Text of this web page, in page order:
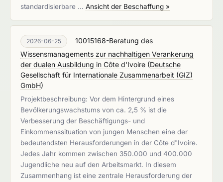
standardisierbare … Ansicht der Beschaffung »
2026-06-25
10015168-Beratung des
Wissensmanagements zur nachhaltigen Verankerung
der dualen Ausbildung in Côte d'Ivoire (Deutsche
Gesellschaft für Internationale Zusammenarbeit (GIZ)
GmbH)
Projektbeschreibung: Vor dem Hintergrund eines
Bevölkerungswachstums von ca. 2,5 % ist die
Verbesserung der Beschäftigungs- und
Einkommenssituation von jungen Menschen eine der
bedeutendsten Herausforderungen in der Côte d"Ivoire.
Jedes Jahr kommen zwischen 350.000 und 400.000
Jugendliche neu auf den Arbeitsmarkt. In diesem
Zusammenhang ist eine zentrale Herausforderung der